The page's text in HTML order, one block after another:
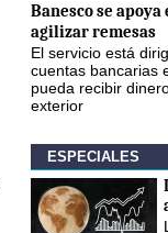
Banesco se
agilizar remesas
El servicio está
cuentas bancarias
pueda recibir
exterior
ESPECIALES